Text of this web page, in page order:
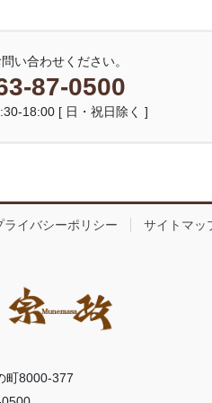
い合わせください。
87-0500
18:00 [ 日・祝日除く ]
ライバシーポリシー サイトマッ
町8000-377